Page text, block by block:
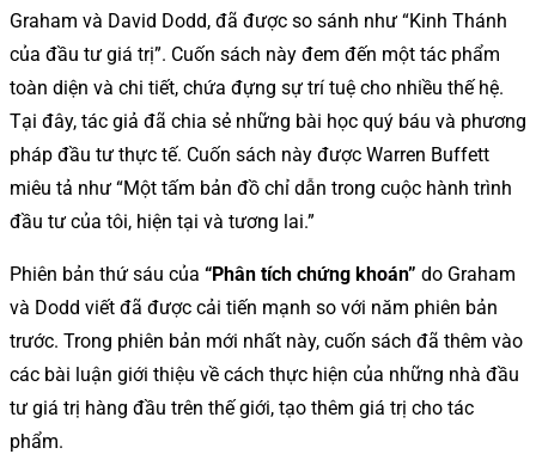
Graham và David Dodd, đã được so sánh như “Kinh Thánh
của đầu tư giá trị”. Cuốn sách này đem đến một tác phẩm
toàn diện và chi tiết, chứa đựng sự trí tuệ cho nhiều thế hệ.
Tại đây, tác giả đã chia sẻ những bài học quý báu và phương
pháp đầu tư thực tế. Cuốn sách này được Warren Buffett
miêu tả như “Một tấm bản đồ chỉ dẫn trong cuộc hành trình
đầu tư của tôi, hiện tại và tương lai.”
Phiên bản thứ sáu của “Phân tích chứng khoán” do Graham
và Dodd viết đã được cải tiến mạnh so với năm phiên bản
trước. Trong phiên bản mới nhất này, cuốn sách đã thêm vào
các bài luận giới thiệu về cách thực hiện của những nhà đầu
tư giá trị hàng đầu trên thế giới, tạo thêm giá trị cho tác
phẩm.